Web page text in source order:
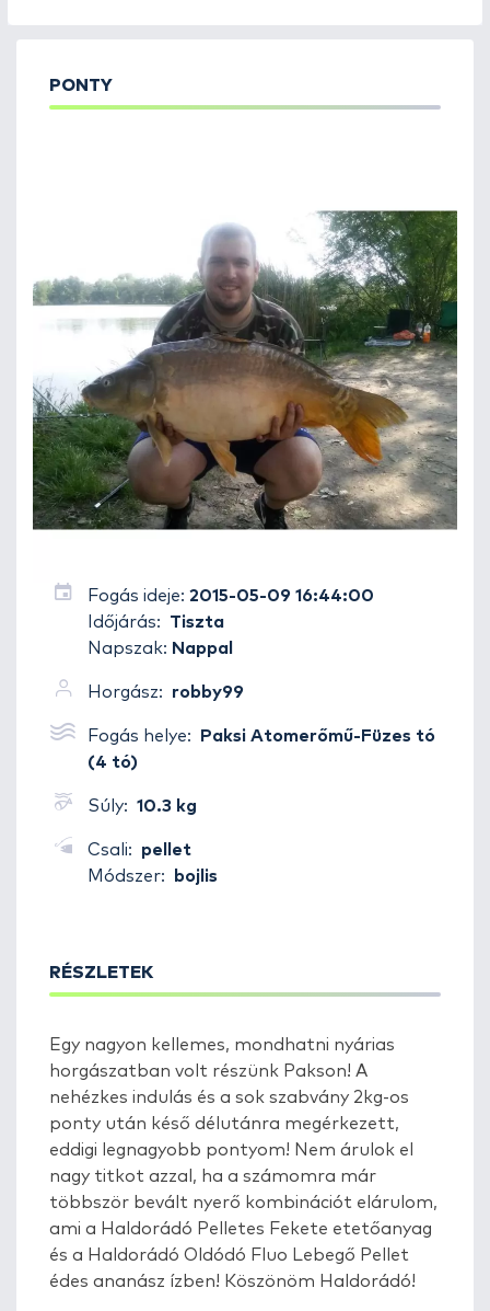
PONTY
Fogás ideje: 2015-05-09 16:44:00
Időjárás:
Tiszta
Napszak: Nappal
Horgász: robby99
Fogás helye:
Paksi Atomerőmű-Füzes tó
(4 tó)
Súly: 10.3 kg
Csali:
pellet
Módszer:
bojlis
RÉSZLETEK
Egy nagyon kellemes, mondhatni nyárias
horgászatban volt részünk Pakson! A
nehézkes indulás és a sok szabvány 2kg-os
ponty után késő délutánra megérkezett,
eddigi legnagyobb pontyom! Nem árulok el
nagy titkot azzal, ha a számomra már
többször bevált nyerő kombinációt elárulom,
ami a Haldorádó Pelletes Fekete etetőanyag
és a Haldorádó Oldódó Fluo Lebegő Pellet
édes ananász ízben! Köszönöm Haldorádó!